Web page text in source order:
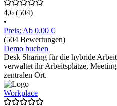
4,6 (504)
•
Preis: Ab 0,00 €
(504 Bewertungen)
Demo buchen
Desk Sharing für die hybride
verwaltet ihr Arbeitsplätze,
zentralen Ort.
Workplace